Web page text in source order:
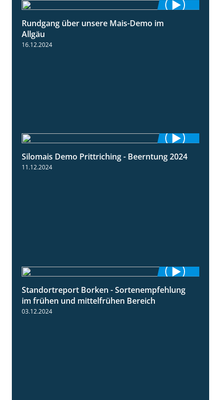
Rundgang über unsere Mais-Demo im
Allgäu
16.12.2024
12:28
Silomais Demo Prittriching - Beerntung 2024
11.12.2024
7:53
Standortreport Borken - Sortenempfehlung
im frühen und mittelfrühen Bereich
03.12.2024